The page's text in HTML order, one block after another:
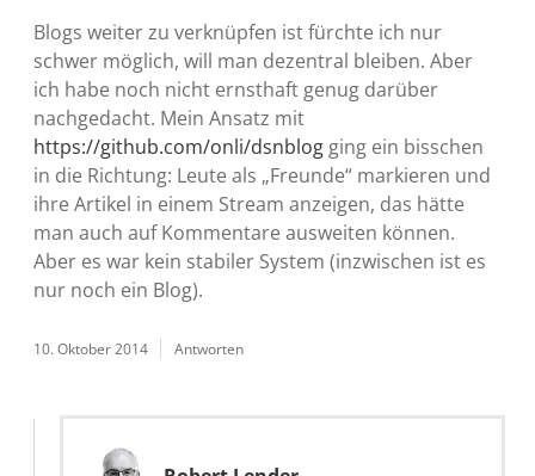
Blogs weiter zu verknüpfen ist fürchte ich nur
schwer möglich, will man dezentral bleiben. Aber
ich habe noch nicht ernsthaft genug darüber
nachgedacht. Mein Ansatz mit
https://github.com/onli/dsnblog ging ein bisschen
in die Richtung: Leute als „Freunde“ markieren und
ihre Artikel in einem Stream anzeigen, das hätte
man auch auf Kommentare ausweiten können.
Aber es war kein stabiler System (inzwischen ist es
nur noch ein Blog).
10. Oktober 2014 Antworten